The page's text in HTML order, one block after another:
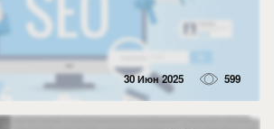
30 Июн 2025 599